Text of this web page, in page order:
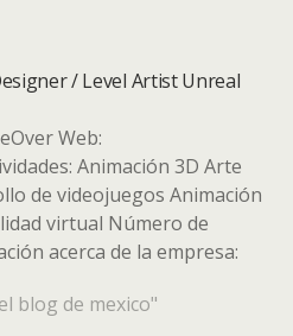
/ Level Artist Unreal
Web:
Animación 3D Arte
de videojuegos Animación
virtual Número de
acerca de la empresa:
trabajos de Animación
y marcas. Desde hace
blog de mexico"